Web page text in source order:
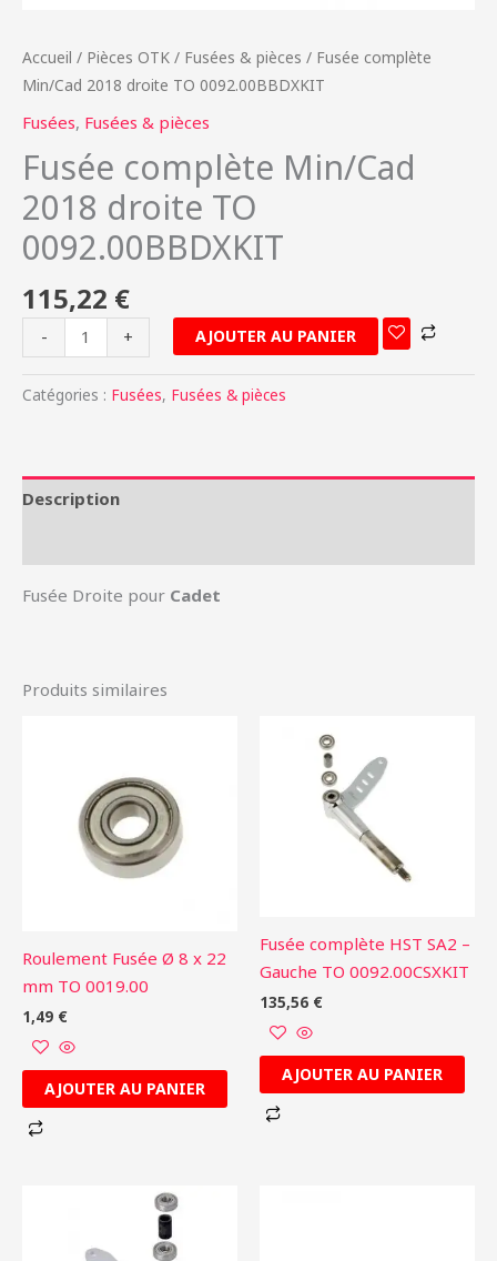
Accueil / Pièces OTK / Fusées & pièces / Fusée complète
Min/Cad 2018 droite TO 0092.00BBDXKIT
Fusées, Fusées & pièces
Fusée complète Min/Cad
2018 droite TO
0092.00BBDXKIT
115,22 €
- + AJOUTER AU PANIER
Catégories : Fusées, Fusées & pièces
Description
Fusée Droite pour Cadet
Produits similaires
Roulement Fusée Ø 8 x 22
mm TO 0019.00
1,49 €
AJOUTER AU PANIER
Fusée complète HST SA2 –
Gauche TO 0092.00CSXKIT
135,56 €
AJOUTER AU PANIER